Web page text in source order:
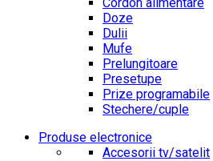
Doze
Dulii
Mufe
Prelungitoare
Presetupe
Prize programabile
Stechere/cuple
Produse electronice
Accesorii tv/satelit